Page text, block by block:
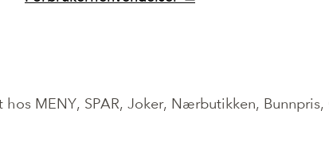
hos MENY, SPAR, Joker, Nærbutikken,